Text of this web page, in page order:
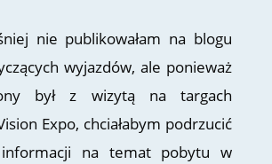
nie publikowałam na blogu
wyjazdów, ale ponieważ
był z wizytą na targach
Expo, chciałabym podrzucić
na temat pobytu w